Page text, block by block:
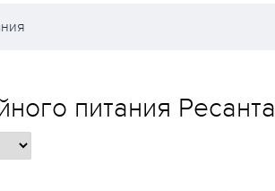
питания Ресанта